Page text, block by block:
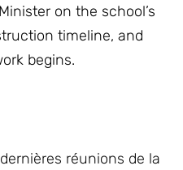
on the school’s
timeline, and
begins.
réunions de la